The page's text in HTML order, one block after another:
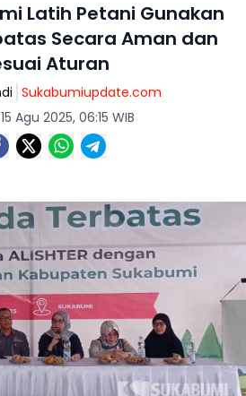
Latih Petani Gunakan
Secara Aman dan
Aturan
Sukabumiupdate.com
Agu 2025, 06:15 WIB